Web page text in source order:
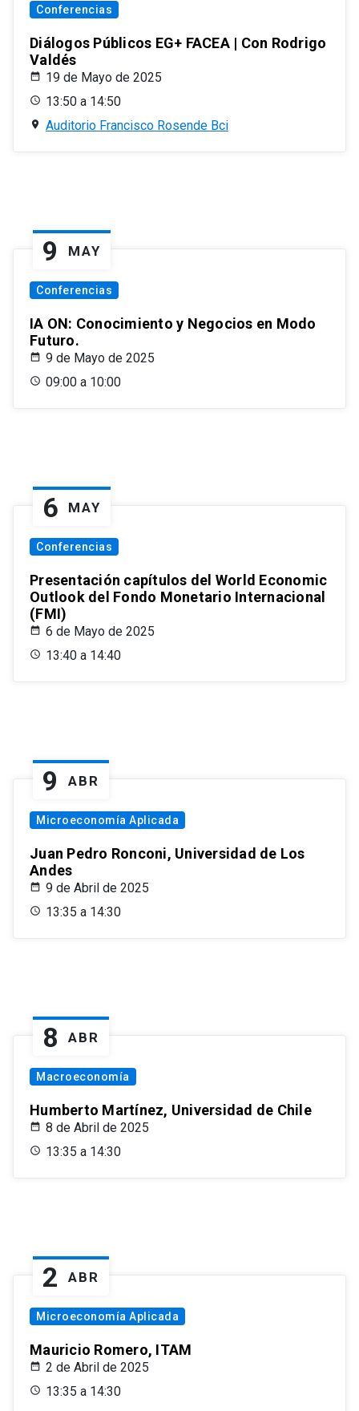
Conferencias
Diálogos Públicos EG+ FACEA | Con Rodrigo
Valdés
19 de Mayo de 2025
13:50 a 14:50
Auditorio Francisco Rosende Bci
9 MAY
Conferencias
IA ON: Conocimiento y Negocios en Modo
Futuro.
9 de Mayo de 2025
09:00 a 10:00
6 MAY
Conferencias
Presentación capítulos del World Economic
Outlook del Fondo Monetario Internacional
(FMI)
6 de Mayo de 2025
13:40 a 14:40
9 ABR
Microeconomía Aplicada
Juan Pedro Ronconi, Universidad de Los
Andes
9 de Abril de 2025
13:35 a 14:30
8 ABR
Macroeconomía
Humberto Martínez, Universidad de Chile
8 de Abril de 2025
13:35 a 14:30
2 ABR
Microeconomía Aplicada
Mauricio Romero, ITAM
2 de Abril de 2025
13:35 a 14:30